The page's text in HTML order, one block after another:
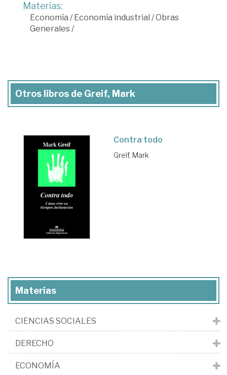
Materias:
Economía /Economía industrial /Obras
Generales/
Otros libros de Greif, Mark
Contra todo
Greif, Mark
Materias
CIENCIAS SOCIALES
DERECHO
ECONOMÍA